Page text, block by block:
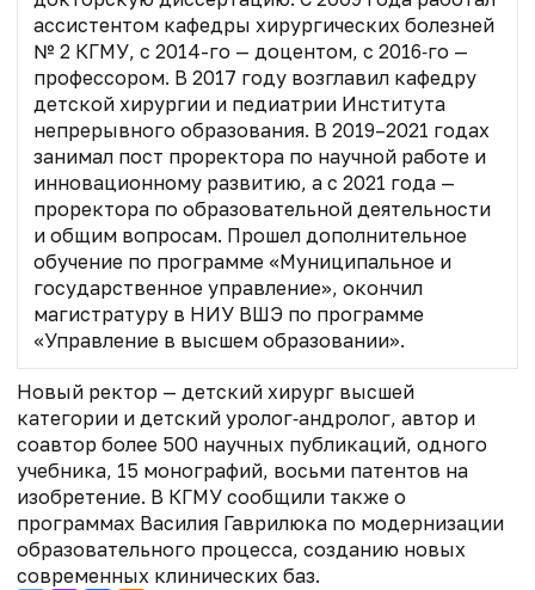
ассистентом кафедры хирургических болезней
№ 2 КГМУ, с 2014-го — доцентом, с 2016‑го —
профессором. В 2017 году возглавил кафедру
детской хирургии и педиатрии Института
непрерывного образования. В 2019–2021 годах
занимал пост проректора по научной работе и
инновационному развитию, а с 2021 года —
проректора по образовательной деятельности
и общим вопросам. Прошел дополнительное
обучение по программе «Муниципальное и
государственное управление», окончил
магистратуру в НИУ ВШЭ по программе
«Управление в высшем образовании».
Новый ректор — детский хирург высшей
категории и детский уролог‑андролог, автор и
соавтор более 500 научных публикаций, одного
учебника, 15 монографий, восьми патентов на
изобретение. В КГМУ сообщили также о
программах Василия Гаврилюка по модернизации
образовательного процесса, созданию новых
современных клинических баз.